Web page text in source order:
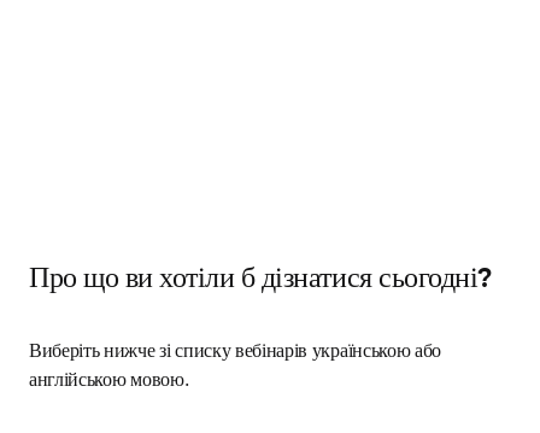
Про що ви хотіли б дізнатися сьогодні?
Виберіть нижче зі списку вебінарів українською або
англійською мовою.